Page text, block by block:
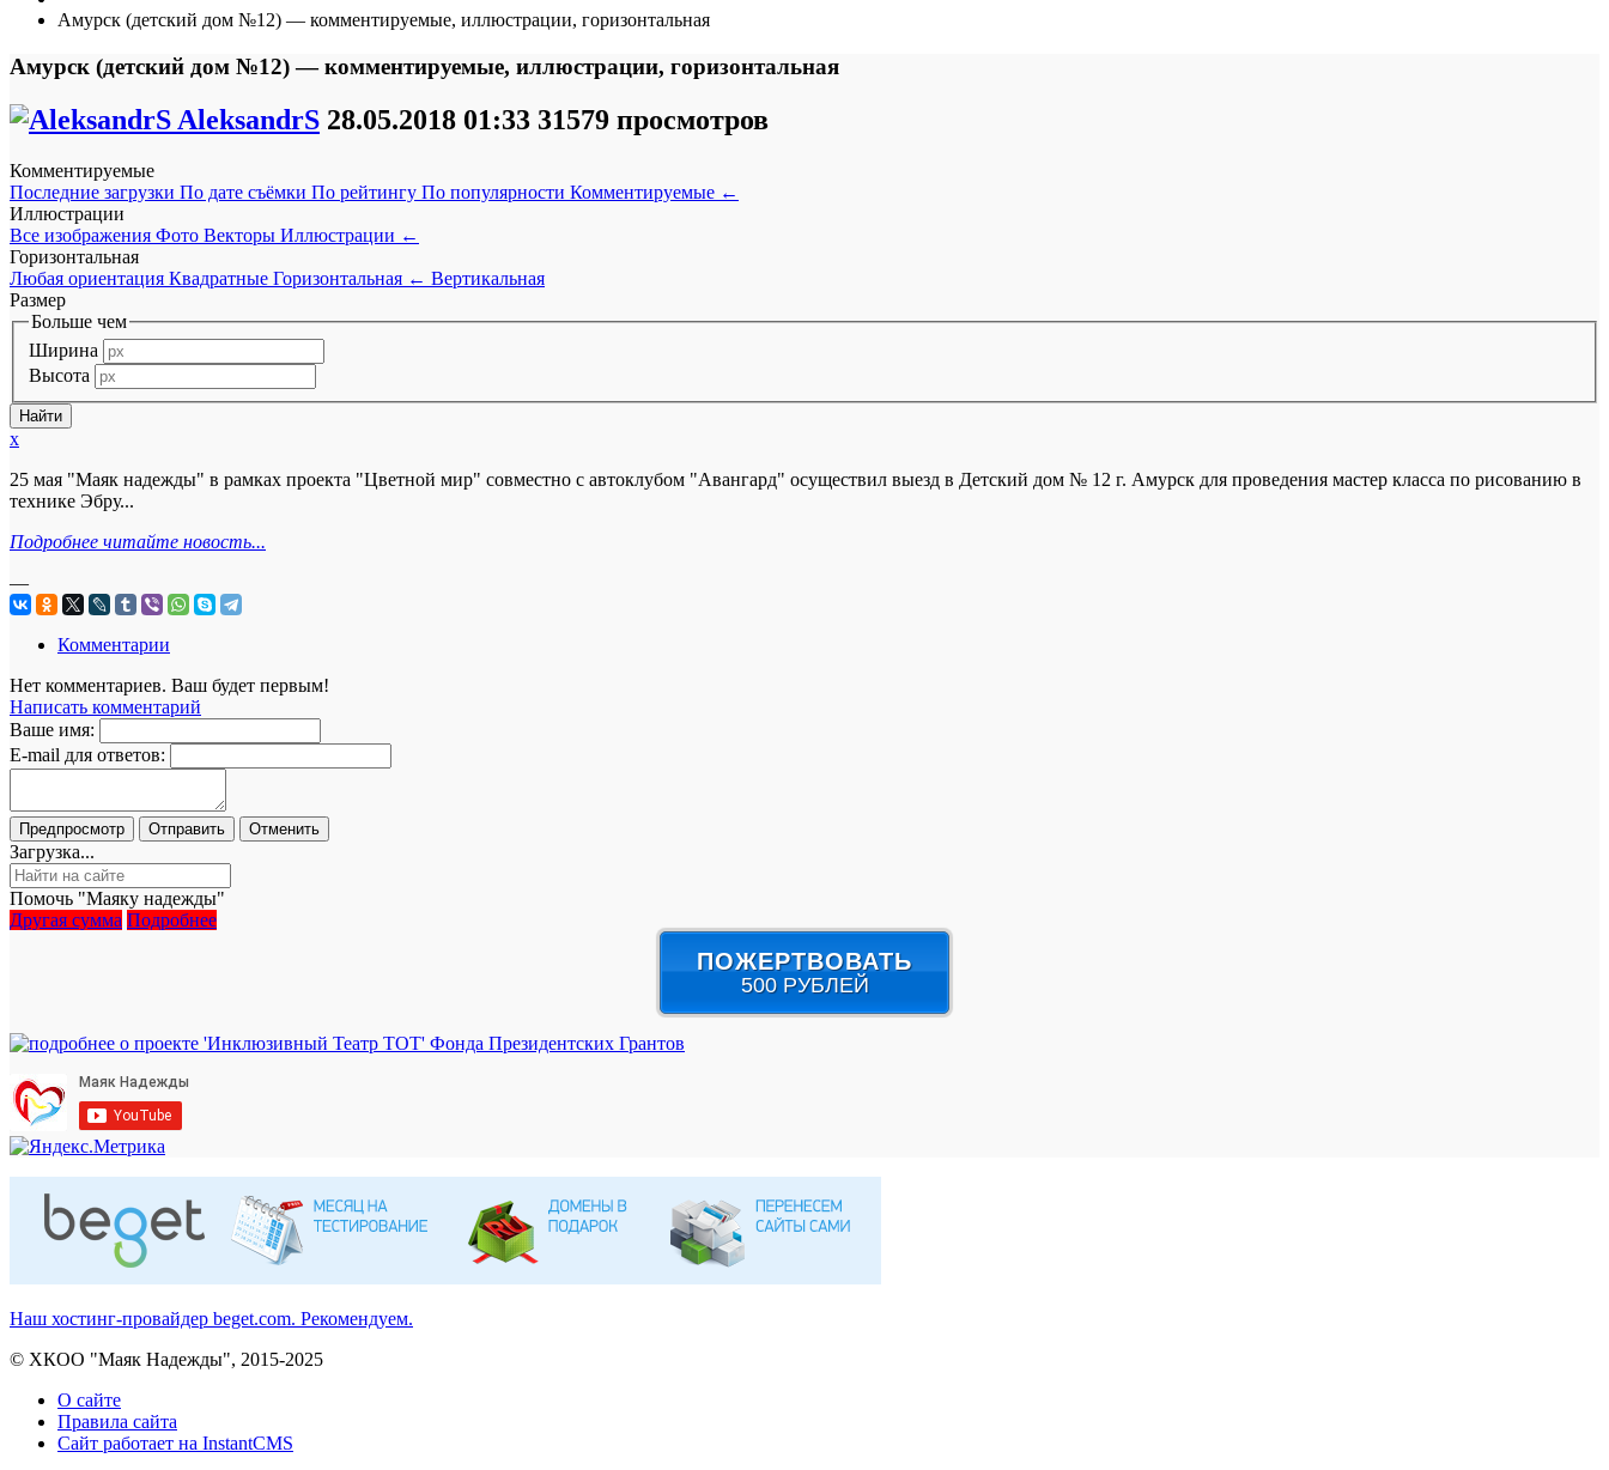
Амурск (детский дом №12) — комментируемые, иллюстрации, горизонтальная
Амурск (детский дом №12) — комментируемые, иллюстрации, горизонтальная
AleksandrS 28.05.2018 01:33 31579 просмотров
Комментируемые
Последние загрузки По дате съёмки По рейтингу По популярности Комментируемые ←
Иллюстрации
Все изображения Фото Векторы Иллюстрации ←
Горизонтальная
Любая ориентация Квадратные Горизонтальная ← Вертикальная
Размер
Больше чем
Ширина
Высота
x
25 мая "Маяк надежды" в рамках проекта "Цветной мир" совместно с автоклубом "Авангард" осуществил выезд в Детский дом № 12 г. Амурск для проведения мастер класса по рисованию в
технике Эбру...
Подробнее читайте новость...
—
Комментарии
Нет комментариев. Ваш будет первым!
Написать комментарий
Ваше имя:
E-mail для ответов:
Загрузка...
Помочь "Маяку надежды"
Другая сумма Подробнее
ПОЖЕРТВОВАТЬ
500 РУБЛЕЙ
Наш хостинг-провайдер beget.com. Рекомендуем.
© ХКОО "Маяк Надежды", 2015-2025
О сайте
Правила сайта
Сайт работает на InstantCMS